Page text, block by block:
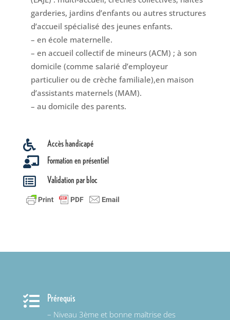
garderies, jardins d’enfants ou autres structures
d’accueil spécialisé des jeunes enfants.
– en école maternelle.
– en accueil collectif de mineurs (ACM) ; à son
domicile (comme salarié d’employeur
particulier ou de crèche familiale),en maison
d’assistants maternels (MAM).
– au domicile des parents.
 Accès handicapé
 Formation en présentiel
 Validation par bloc
 Prérequis
– Niveau 3ème et bonne maîtrise des